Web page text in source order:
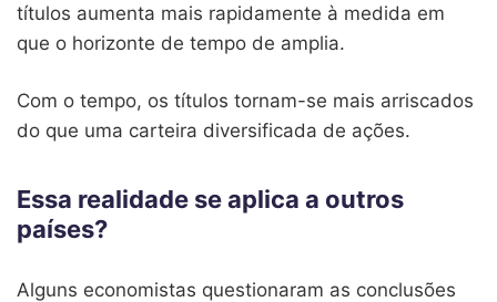
títulos aumenta mais rapidamente à medida em
que o horizonte de tempo de amplia.
Com o tempo, os títulos tornam-se mais arriscados
do que uma carteira diversificada de ações.
Essa realidade se aplica a outros
países?
Alguns economistas questionaram as conclusões